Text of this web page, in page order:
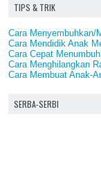
TIPS & TRIK
Cara Menyembuhkan/
Cara Mendidik Anak
Cara Cepat
Cara Menghilangkan
Cara Membuat Anak-
SERBA-SERBI